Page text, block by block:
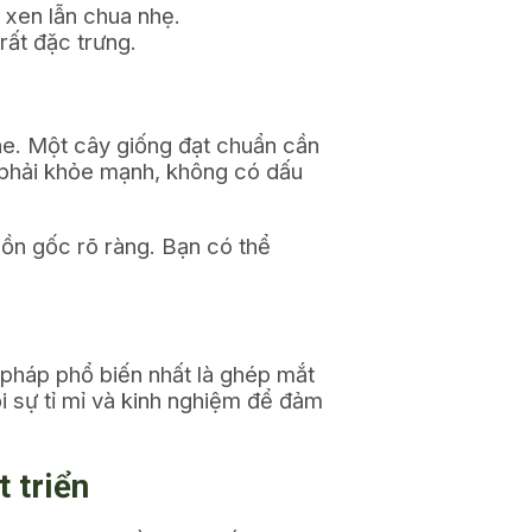
lẫn chua nhẹ.
đặc trưng.
Một cây giống đạt chuẩn cần
khỏe mạnh, không có dấu
gốc rõ ràng. Bạn có thể
phổ biến nhất là ghép mắt
tỉ mỉ và kinh nghiệm để đảm
triển